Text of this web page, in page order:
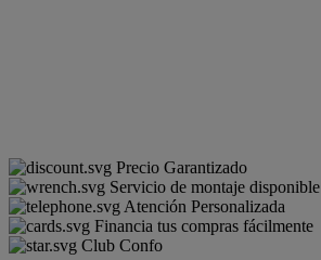
Precio Garantizado
Servicio de montaje disponible
Atención Personalizada
Financia tus compras fácilmente
Club Confo